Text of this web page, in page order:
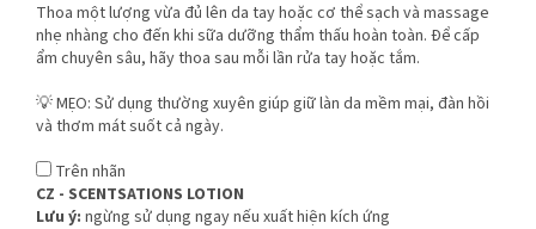
Thoa một lượng vừa đủ lên da tay hoặc cơ thể sạch và massage
nhẹ nhàng cho đến khi sữa dưỡng thẩm thấu hoàn toàn. Để cấp
ẩm chuyên sâu, hãy thoa sau mỗi lần rửa tay hoặc tắm.
💡 MẸO: Sử dụng thường xuyên giúp giữ làn da mềm mại, đàn hồi
và thơm mát suốt cả ngày.
Trên nhãn
CZ - SCENTSATIONS LOTION
Lưu ý: ngừng sử dụng ngay nếu xuất hiện kích ứng